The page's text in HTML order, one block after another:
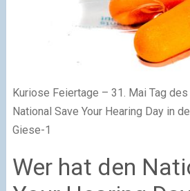
Kuriose Feiertage – 31. Mai Tag
National Save Your Hearing Day in
Giese-1
Wer hat den